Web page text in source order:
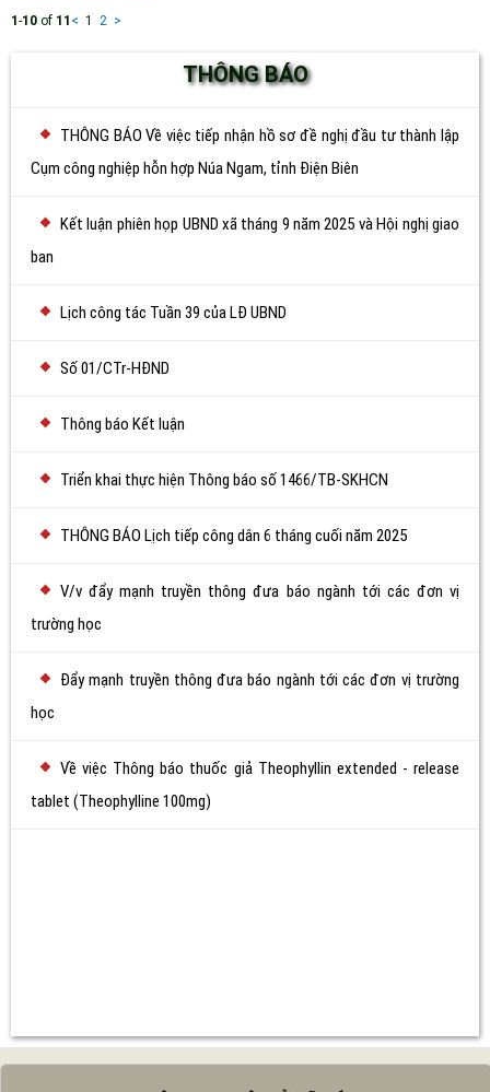
1 -10 of 11 < 1 2 >
THÔNG BÁO
THÔNG BÁO Về việc tiếp nhận hồ sơ đề nghị đầu tư thành lập
Cụm công nghiệp hỗn hợp Núa Ngam, tỉnh Điện Biên
Kết luận phiên họp UBND xã tháng 9 năm 2025 và Hội nghị giao
ban
Lịch công tác Tuần 39 của LĐ UBND
Số 01/CTr-HĐND
Thông báo Kết luận
Triển khai thực hiện Thông báo số 1466/TB-SKHCN
THÔNG BÁO Lịch tiếp công dân 6 tháng cuối năm 2025
V/v đẩy mạnh truyền thông đưa báo ngành tới các đơn vị
trường học
Đẩy mạnh truyền thông đưa báo ngành tới các đơn vị trường
học
Về việc Thông báo thuốc giả Theophyllin extended - release
tablet (Theophylline 100mg)